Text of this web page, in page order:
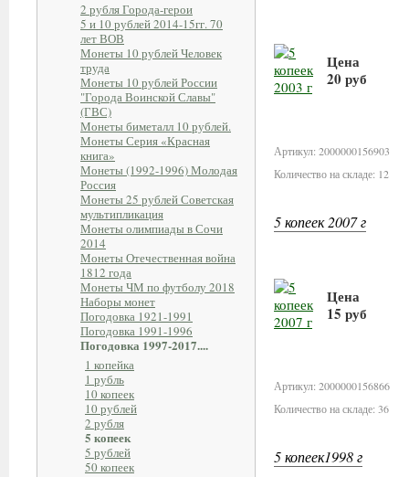
2 рубля Города-герои
5 и 10 рублей 2014-15гг. 70
лет ВОВ
Монеты 10 рублей Человек
труда
Монеты 10 рублей России
"Города Воинской Славы"
(ГВС)
Монеты биметалл 10 рублей.
Монеты Серия «Красная
книга»
Монеты (1992-1996) Молодая
Россия
Монеты 25 рублей Советская
мультипликация
Монеты олимпиады в Сочи
2014
Монеты Отечественная война
1812 года
Монеты ЧМ по футболу 2018
Наборы монет
Погодовка 1921-1991
Погодовка 1991-1996
Погодовка 1997-2017....
1 копейка
1 рубль
10 копеек
10 рублей
2 рубля
5 копеек
5 рублей
50 копеек
Цена
20 руб
Артикул: 2000000156903
Количество на складе: 12
5 копеек 2007 г
Цена
15 руб
Артикул: 2000000156866
Количество на складе: 36
5 копеек1998 г